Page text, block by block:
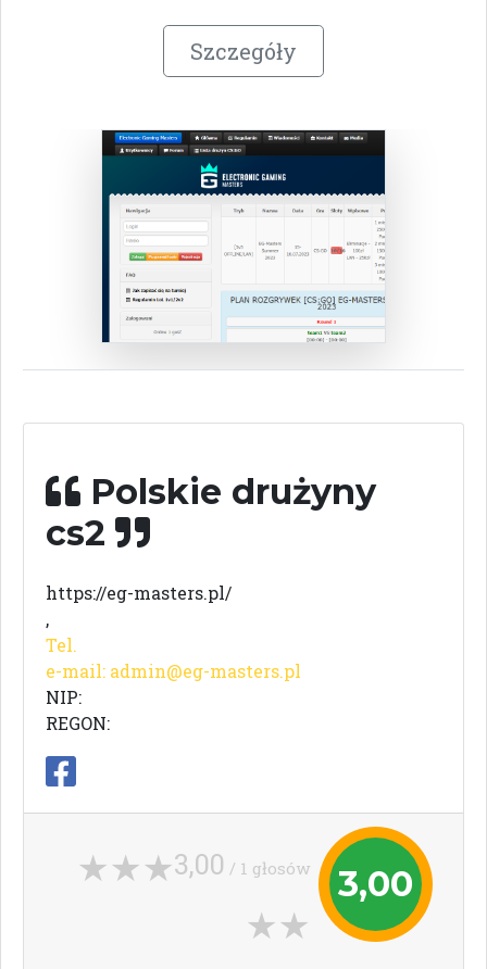
Szczegóły
Polskie drużyny
cs2
https://eg-masters.pl/
,
Tel.
e-mail: admin@eg-masters.pl
NIP:
REGON:
3,00
3,00 / 1 głosów